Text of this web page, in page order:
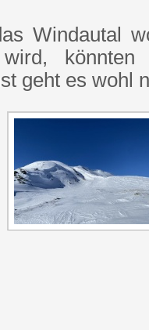
Windautal
könnten
geht es wohl